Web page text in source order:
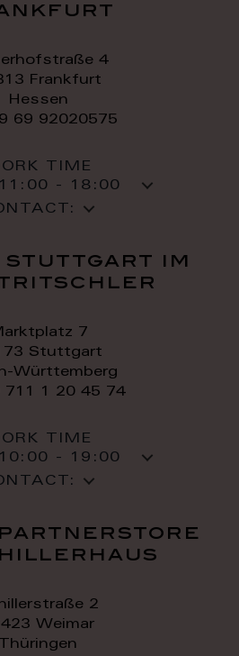
4
Frankfurt
Hessen
69 92020575
TIME
11:00 - 18:00
stuttgart im
tritschler
7
Stuttgart
Württemberg
711 1 20 45 74
TIME
10:00 - 19:00
partnerstore
2
Weimar
Thüringen